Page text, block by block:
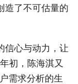
造了不可估量的
信心与动力，让
初，陈海淇又
需求分析的生